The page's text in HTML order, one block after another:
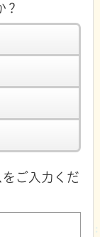
？
をご入力くだ